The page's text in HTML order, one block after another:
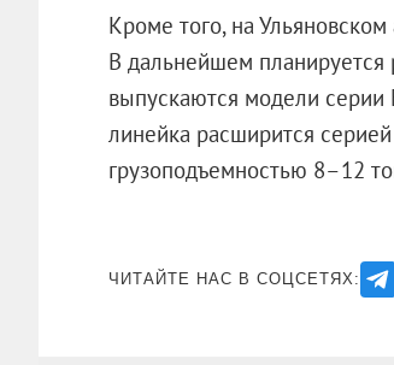
Кроме того, на
В дальнейшем планируется
выпускаются модели серии
линейка расширится
грузоподъемностью
ЧИТАЙТЕ НАС В СОЦСЕТЯХ: